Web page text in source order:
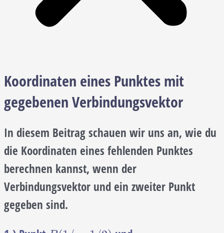
Koordinaten eines Punktes mit
gegebenen Verbindungsvektor
In diesem Beitrag schauen wir uns an, wie du
die Koordinaten eines fehlenden Punktes
berechnen kannst, wenn der
Verbindungsvektor und ein zweiter Punkt
gegeben sind.